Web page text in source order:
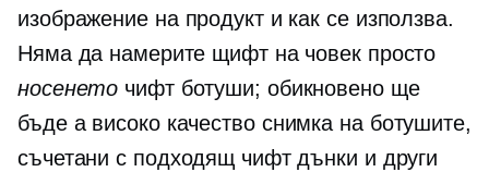
изображение на продукт и как се използва.
Няма да намерите щифт на човек просто
носенето чифт ботуши; обикновено ще
бъде a високо качествоснимка на ботушите,
съчетани с подходящ чифт дънки и други